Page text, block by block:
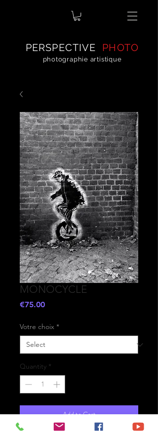
PERSPECTIVE PHOTO
photographie artistique
MONOCYCLE
€75.00Price
Votre choix *
Quantity *
Add to Cart